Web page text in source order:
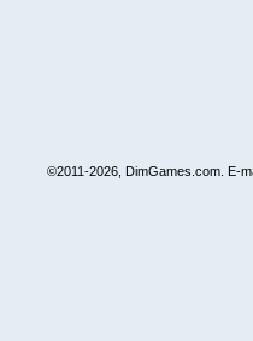
©2011-2026, DimGames.com. E-